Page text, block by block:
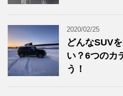
2020/02/25
どんなSUV
い？6つのカ
う！